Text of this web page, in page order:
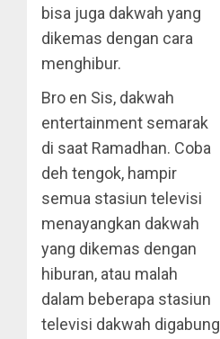
bisa juga dakwah yang
dikemas dengan cara
menghibur.
Bro en Sis, dakwah
entertainment semarak
di saat Ramadhan. Coba
deh tengok, hampir
semua stasiun televisi
menayangkan dakwah
yang dikemas dengan
hiburan, atau malah
dalam beberapa stasiun
televisi dakwah digabung